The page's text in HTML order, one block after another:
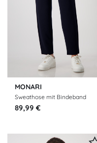
MONARI
Sweathose mit Bindeband
89,99 €